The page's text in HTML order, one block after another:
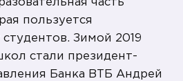
часть
пользуется
Зимой 2019
стали президент-
Банка ВТБ Андрей